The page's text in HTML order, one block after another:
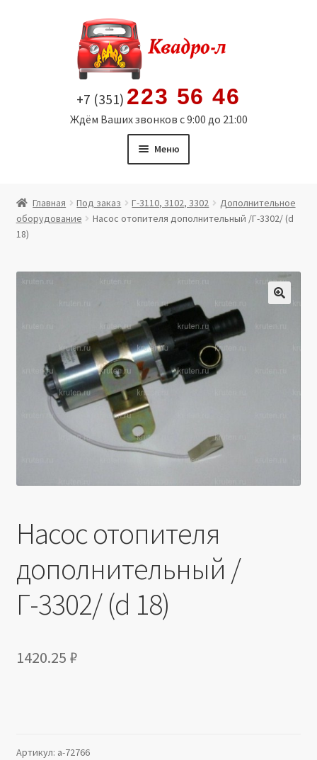
содержимому
+7 (351) 223 56 46
Ждём Ваших звонков с 9:00 до 21:00
Меню
Витрина
Политика в отношении обработки персональных
Производители
Юридические данные
Главная Под заказ Г-3110, 3102, 3302
Дополнительное
оборудование
Насос отопителя дополнительный /Г-3302/ (d
18)
Насос отопителя
дополнительный /
Г-3302/ (d 18)
1420.25 ₽
Артикул: a-72766